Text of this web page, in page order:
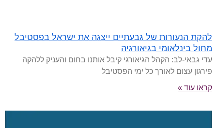
להקת הנעורות של גבעתיים ייצגה את ישראל בפסטיבל
מחול בינלאומי בגיאורגיה
עדי גבאי-לב: הקהל הגיאורגי קיבל אותנו בחום והעניק ללהקה
פירגון עצום לאורך כל ימי הפסטיבל
קראו עוד »